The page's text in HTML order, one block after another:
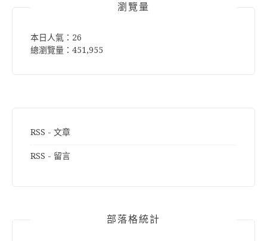
瀏覽量
本日人氣：26
總瀏覽量：451,955
RSS - 文章
RSS - 留言
部落格統計